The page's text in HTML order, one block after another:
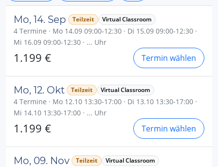
Mo, 14. Sep Teilzeit Virtual Classroom
4 Termine · Mo 14.09 09:00-12:30 · Di 15.09 09:00-12:30 ·
Mi 16.09 09:00-12:30 · ... Uhr
1.199 € Termin wählen
Mo, 12. Okt Teilzeit Virtual Classroom
4 Termine · Mo 12.10 13:30-17:00 · Di 13.10 13:30-17:00 ·
Mi 14.10 13:30-17:00 · ... Uhr
1.199 € Termin wählen
Mo, 09. Nov Teilzeit Virtual Classroom